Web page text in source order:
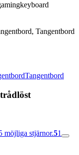
Tangentbord
Tangentbord
möjliga stjärnor.51